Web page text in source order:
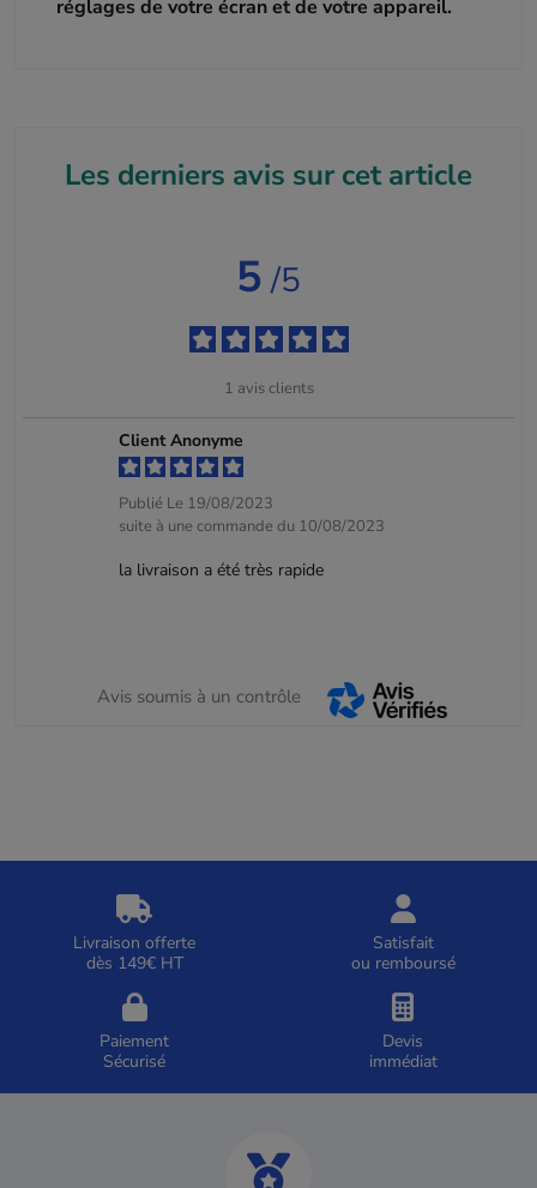
réglages de votre écran et de votre appareil.
Les derniers avis sur cet article
5 /5
1 avis clients
Client Anonyme
Publié Le 19/08/2023
suite à une commande du 10/08/2023
la livraison a été très rapide
Avis soumis à un contrôle
Livraison offerte
dès 149€ HT
Satisfait
ou remboursé
Paiement
Sécurisé
Devis
immédiat